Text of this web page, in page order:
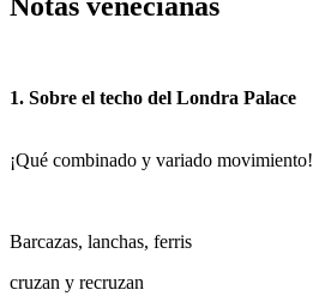
1. Sobre el techo del Londra Palace
¡Qué combinado y variado movimiento!
Barcazas, lanchas, ferris
cruzan y recruzan